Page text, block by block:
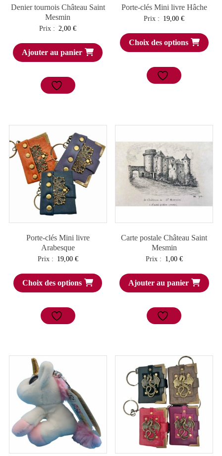
Denier tournois Château Saint
Mesmin
Prix : 2,00€
Ajouter au panier
Porte-clés Mini livre Hâche
Prix : 19,00€
Choix des options
Porte-clés Mini livre
Arabesque
Prix : 19,00 €
Choix des options
Carte postale Château Saint
Mesmin
Prix : 1,00 €
Ajouter au panier